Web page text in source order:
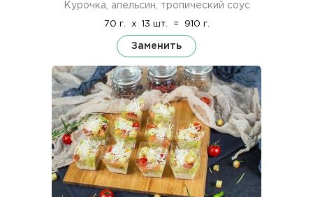
Курочка, апельсин, тропический соус
70 г. x 13 шт. = 910 г.
Заменить